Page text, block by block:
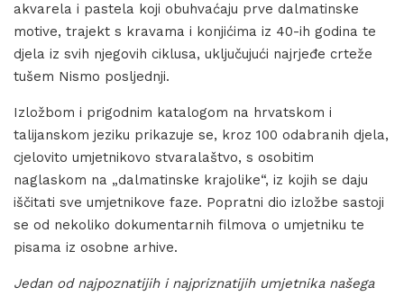
akvarela i pastela koji obuhvaćaju prve dalmatinske
motive, trajekt s kravama i konjićima iz 40-ih godina te
djela iz svih njegovih ciklusa, uključujući najrjeđe crteže
tušem Nismo posljednji.
Izložbom i prigodnim katalogom na hrvatskom i
talijanskom jeziku prikazuje se, kroz 100 odabranih djela,
cjelovito umjetnikovo stvaralaštvo, s osobitim
naglaskom na „dalmatinske krajolike“, iz kojih se daju
iščitati sve umjetnikove faze. Popratni dio izložbe sastoji
se od nekoliko dokumentarnih filmova o umjetniku te
pisama iz osobne arhive.
Jedan od najpoznatijih i najpriznatijih umjetnika našega